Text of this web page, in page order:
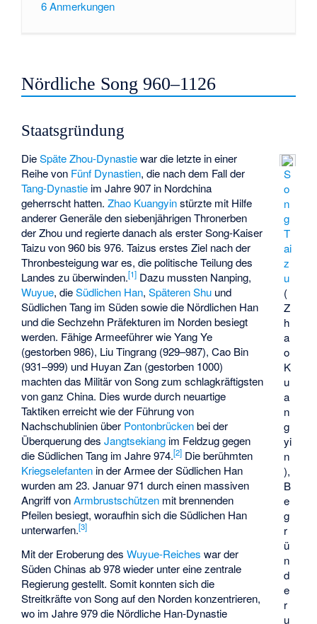
6Anmerkungen
Nördliche Song 960–1126
Staatsgründung
S
o
n
g
T
ai
z
u
(
Z
h
a
o
K
u
a
n
g
yi
n
),
B
e
g
r
ü
n
d
e
r
u
DieSpäte Zhou-Dynastiewar die letzte in einer
Reihe von Fünf Dynastien, die nach dem Fall der
Tang-Dynastie im Jahre 907 in Nordchina
geherrscht hatten.Zhao Kuangyinstürzte mit Hilfe
anderer Generäle densiebenjährigen Thronerben
der Zhou und regierte danach als erster Song-Kaiser
Taizu von 960 bis 976. Taizus erstes Ziel nach der
Thronbesteigung war es, die politische Teilung des
Landes zu überwinden.[1] Dazu mussten Nanping,
Wuyue, dieSüdlichen Han,Späteren Shu und
Südlichen Tang im Süden sowie die Nördlichen Han
und dieSechzehn Präfekturen im Norden besiegt
werden. Fähige Armeeführer wieYang Ye
(gestorben 986), Liu Tingrang (929–987),Cao Bin
(931–999) und Huyan Zan (gestorben 1000)
machten das Militär von Song zum schlagkräftigsten
von ganz China. Dies wurde durch neuartige
Taktiken erreicht wie der Führung von
Nachschublinien über Pontonbrückenbei der
Überquerung desJangtsekiang im Feldzug gegen
die Südlichen Tang im Jahre 974.[2] Die berühmten
Kriegselefanten in der Armee der Südlichen Han
wurden am 23. Januar 971 durch einen massiven
Angriff vonArmbrustschützen mit brennenden
Pfeilen besiegt, woraufhin sich die Südlichen Han
unterwarfen.[3]
Mit der Eroberung desWuyue-Reiches war der
Süden Chinas ab 978 wieder unter eine zentrale
Regierung gestellt. Somit konnten sich die
Streitkräfte von Song auf den Norden konzentrieren,
wo im Jahre 979 die Nördliche Han-Dynastie